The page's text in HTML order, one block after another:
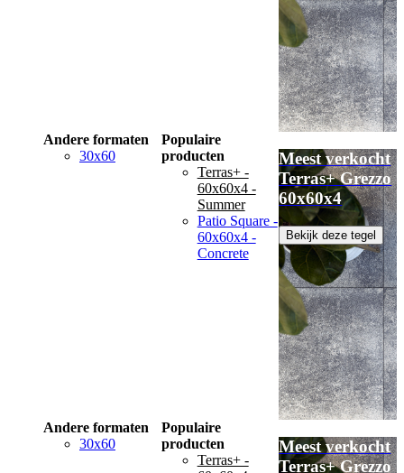
Andere formaten
30x60
Populaire
producten
Terras+ -
60x60x4 -
Summer
Patio Square -
60x60x4 -
Concrete
Meest verkocht
Terras+ Grezzo
60x60x4
Bekijk deze tegel
Andere formaten
30x60
Populaire
producten
Terras+ -
Meest verkocht
Terras+ Grezzo